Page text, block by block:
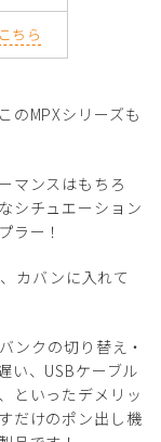
こちら
のMPXシリーズも
マンスはもちろ
シチュエーション
ラー！
カバンに入れて
ンクの切り替え・
い、USBケーブル
といったデメリッ
だけのポン出し機